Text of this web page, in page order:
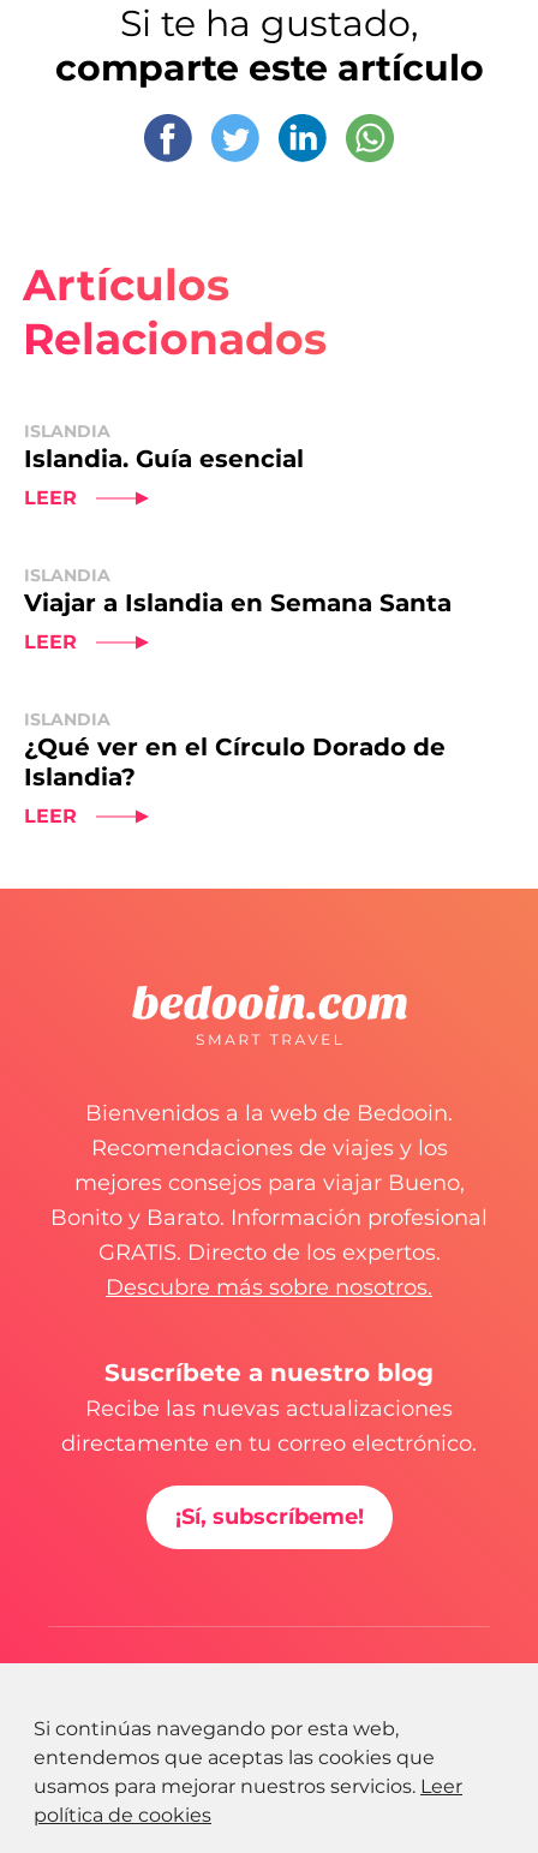
Si te ha gustado,
comparte este artículo
Artículos
Relacionados
ISLANDIA
Islandia. Guía esencial
LEER
ISLANDIA
Viajar a Islandia en Semana Santa
LEER
ISLANDIA
¿Qué ver en el Círculo Dorado de
Islandia?
LEER
Bienvenidos a la web de Bedooin.
Recomendaciones de viajes y los
mejores consejos para viajar Bueno,
Bonito y Barato. Información profesional
GRATIS. Directo de los expertos.
Descubre más sobre nosotros.
Suscríbete a nuestro blog
Recibe las nuevas actualizaciones
directamente en tu correo electrónico.
¡Sí, subscríbeme!
© 2026 Bedooin
Si continúas navegando por esta web,
entendemos que aceptas las cookies que
usamos para mejorar nuestros servicios. Leer
política de cookies